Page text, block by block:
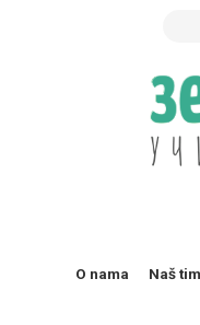
O nama Naš tim